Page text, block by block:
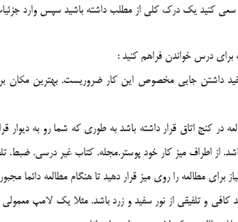
سعي كنيد يك درك كلي از مطلب داشته باشيد سپس وارد
داشتن جايي مخصوص اين كار ضروريست. بهترين مكان
در كنج اتاق قرار داشته باشد به طوري كه شما رو به ديوار
از اطراف ميز كار خود پوستر.مجله. كتاب غير درسي. ضبط.
براي مطالعه را روي ميز قرار دهيد تا هنگام مطالعه دائما
كافي و تلفيقي از نور سفيد و زرد باشد. مثلا يك لامپ